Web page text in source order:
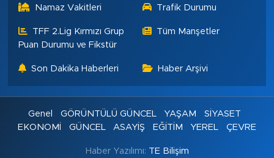
Namaz Vakitleri Trafik Durumu
TFF 2.Lig Kırmızı Grup
Puan Durumu ve Fikstür
Tüm Manşetler
Son Dakika Haberleri Haber Arşivi
Genel GÖRÜNTÜLÜ GÜNCEL YAŞAM
SİYASET
EKONOMİ
GÜNCEL ASAYİŞ EĞİTİM YEREL ÇEVRE
Haber Yazılımı: TE Bilişim